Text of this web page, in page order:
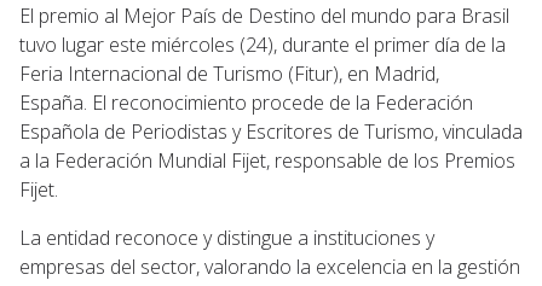
El premio al Mejor País de Destino del mundo para Brasil
tuvo lugar este miércoles (24), durante el primer día de la
Feria Internacional de Turismo (Fitur), en Madrid,
España. El reconocimiento procede de la Federación
Española de Periodistas y Escritores de Turismo, vinculada
a la Federación Mundial Fijet, responsable de los Premios
Fijet.
La entidad reconoce y distingue a instituciones y
empresas del sector, valorando la excelencia en la gestión